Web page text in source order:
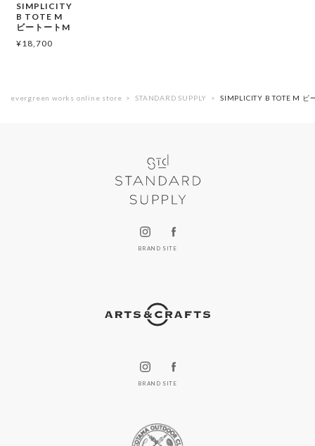
SIMPLICITY
B TOTE M
ビートートM
¥18,700
evergreen works online store STANDARD SUPPLY SIMPLICITY B TOTE M ビ
BRAND SITE
BRAND SITE